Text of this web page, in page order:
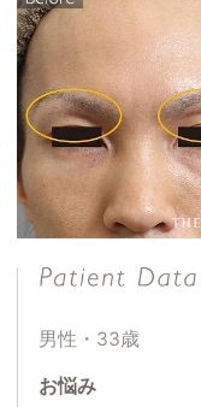
男性・33歳
お悩み